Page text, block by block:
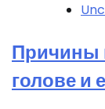
Причины
голове и